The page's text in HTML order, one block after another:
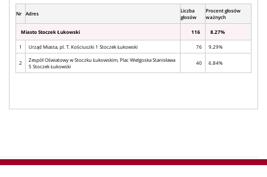
Nr Adres
Liczba
głosów
Procent głosów
ważnych
Miasto Stoczek Łukowski 116 8.27%
1 Urząd Miasta, pl. T. Kościuszki 1 Stoczek Łukowski 76 9.29%
2
Zespół Oświatowy w Stoczku Łukowskim, Plac Wielgoska Stanisława
5 Stoczek Łukowski
40 6.84%